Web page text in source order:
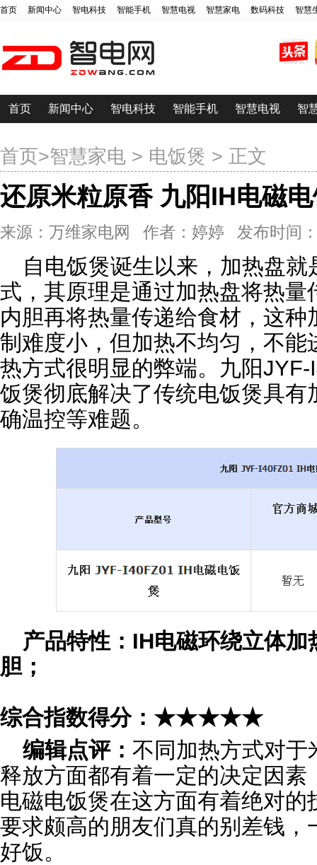
首页 新闻中心 智电科技 智能手机 智慧电视 智慧家电 数码科技 智慧
首页 新闻中心 智电科技 智能手机 智慧电视 智
首页>智慧家电 > 电饭煲 > 正文
还原米粒原香 九阳IH电磁
来源：万维家电网 作者：婷婷 发布时间
自电饭煲诞生以来，加热盘
式，其原理是通过加热盘将热
内胆再将热量传递给食材，这
制难度小，但加热不均匀，不
热方式很明显的弊端。九阳
饭煲彻底解决了传统电饭煲具
确温控等难题。
产品特性：IH电磁环绕立体
胆；
综合指数得分：★★★★★
编辑点评： 不同加热方式对于
释放方面都有着一定的决定因
电磁电饭煲在这方面有着绝对
要求颇高的朋友们真的别差钱
好饭。